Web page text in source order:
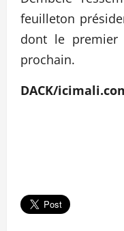
feuilleton
dont le
prochain.
DACK/